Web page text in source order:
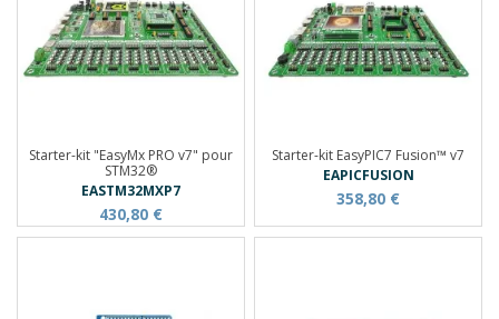
Starter-kit "EasyMx PRO v7" pour
STM32®
EASTM32MXP7
430,80 €
Starter-kit EasyPIC7 Fusion™ v7
EAPICFUSION
358,80 €